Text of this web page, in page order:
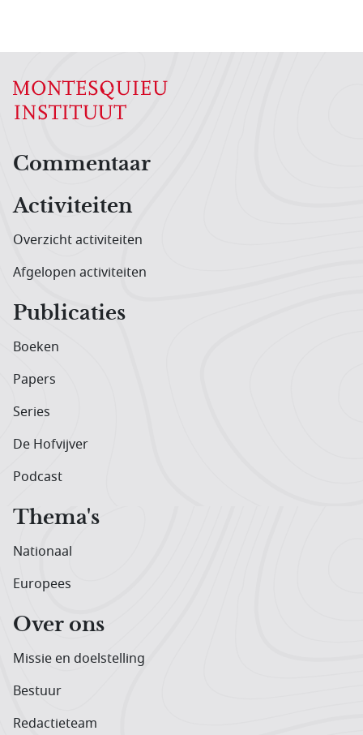
Hoofdnavigatiemenu
Commentaar
Activiteiten
Overzicht activiteiten
Afgelopen activiteiten
Publicaties
Boeken
Papers
Series
De Hofvijver
Podcast
Thema's
Nationaal
Europees
Over ons
Missie en doelstelling
Bestuur
Redactieteam